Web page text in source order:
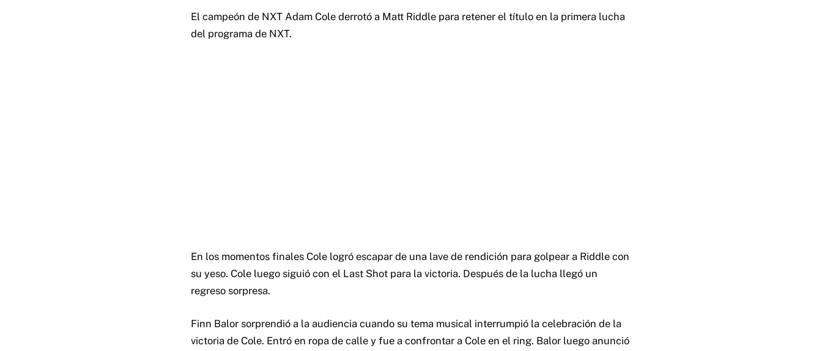
El campeón de NXT Adam Cole derrotó a Matt Riddle para retener el título en la primera lucha
del programa de NXT.
En los momentos finales Cole logró escapar de una lave de rendición para golpear a Riddle con
su yeso. Cole luego siguió con el Last Shot para la victoria. Después de la lucha llegó un
regreso sorpresa.
Finn Balor sorprendió a la audiencia cuando su tema musical interrumpió la celebración de la
victoria de Cole. Entró en ropa de calle y fue a confrontar a Cole en el ring. Balor luego anunció